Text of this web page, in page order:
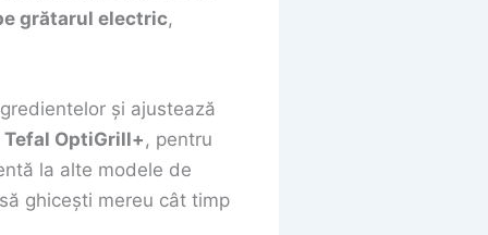
grătarul electric,
și ajustează
OptiGrill+ , pentru
la alte modele de
ghicești mereu cât timp